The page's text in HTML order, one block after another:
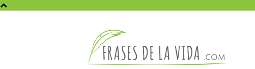
la
vida